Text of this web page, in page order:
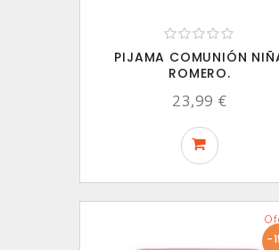
PIJAMA COMUNIÓN
ROMERO.
23,99 €
-